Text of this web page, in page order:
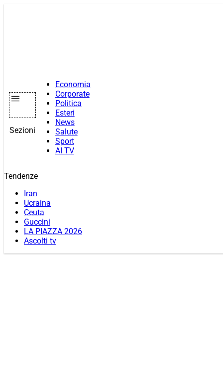
Sezioni
Economia
Corporate
Politica
Esteri
News
Salute
Sport
AI TV
Tendenze
Iran
Ucraina
Ceuta
Guccini
LA PIAZZA 2026
Ascolti tv